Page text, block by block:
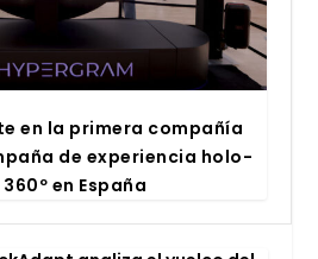
en la pri­me­ra com­pa­ñía
de expe­rien­cia holo­
en Espa­ña